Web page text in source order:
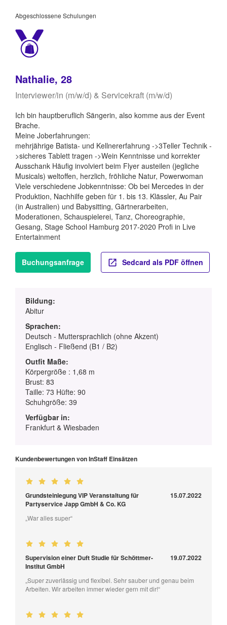
Abgeschlossene Schulungen
Nathalie, 28
Interviewer/in (m/w/d) & Servicekraft (m/w/d)
Ich bin hauptberuflich Sängerin, also komme aus der Event
Brache.
Meine Joberfahrungen:
mehrjährige Batista- und Kellnererfahrung ->3Teller Technik -
>sicheres Tablett tragen ->Wein Kenntnisse und korrekter
Ausschank Häufig involviert beim Flyer austeilen (jegliche
Musicals) weltoffen, herzlich, fröhliche Natur, Powerwoman
Viele verschiedene Jobkenntnisse: Ob bei Mercedes in der
Produktion, Nachhilfe geben für 1. bis 13. Klässler, Au Pair
(in Australien) und Babysitting, Gärtnerarbeiten,
Moderationen, Schauspielerei, Tanz, Choreographie,
Gesang, Stage School Hamburg 2017-2020 Profi in Live
Entertainment
Buchungsanfrage Sedcard als PDF öffnen
Bildung:
Abitur
Sprachen:
Deutsch - Muttersprachlich (ohne Akzent)
Englisch - Fließend (B1 / B2)
Outfit Maße:
Körpergröße : 1,68 m
Brust: 83
Taille: 73 Hüfte: 90
Schuhgröße: 39
Verfügbar in:
Frankfurt & Wiesbaden
Kundenbewertungen von InStaff Einsätzen
Grundsteinlegung VIP Veranstaltung für
Partyservice Japp GmbH & Co. KG
15.07.2022
„War alles super“
Supervision einer Duft Studie für Schöttmer-
Institut GmbH
19.07.2022
„Super zuverlässig und flexibel. Sehr sauber und genau beim
Arbeiten. Wir arbeiten immer wieder gern mit dir!“